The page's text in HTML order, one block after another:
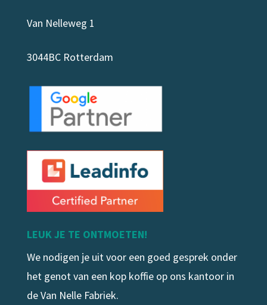
GEO content formats
mrt 4, 2026
GEO content formats die het vaakst
winnen Wie Generative...
LEES MEER
Van Nelleweg 1
3044BC Rotterdam
LEUK JE TE ONTMOETEN!
We nodigen je uit voor een goed gesprek onder
het genot van een kop koffie op ons kantoor in
de Van Nelle Fabriek.